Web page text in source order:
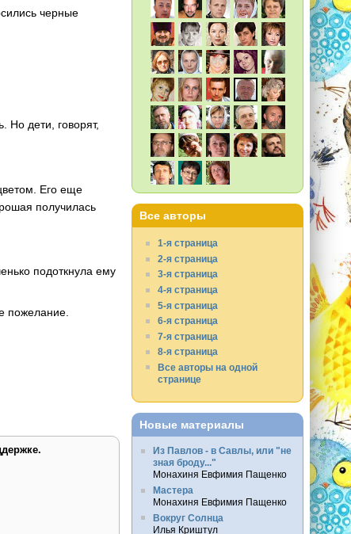
черные
Но дети, говорят,
Его еще
получилась
подоткнула ему
пожелание.
Все авторы
1-я страница
2-я страница
3-я страница
4-я страница
5-я страница
6-я страница
7-я страница
8-я страница
Все авторы на одной
странице
Новые материалы
Из Павлов - в Савлы, или "не
зная броду..."
Монахиня Евфимия Пащенко
Мастера
Монахиня Евфимия Пащенко
Вокруг Солнца
Илья Криштул